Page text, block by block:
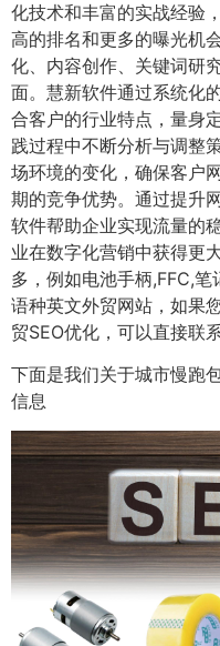
化技术和丰富的实战经验
高的排名和更多的曝光机
化、内容创作、关键词研
面。慧新软件通过系统化
合客户的行业特点，量身
践过程中不断分析与调整
场环境的变化，确保客户
期的竞争优势。通过提升
软件帮助企业实现流量的
业在数字化营销中获得更
多，例如电池手柄,FFC,
语种英文外贸网站，如果
贸SEO优化，可以直接联系
下面是我们关于城市慢跑
信息